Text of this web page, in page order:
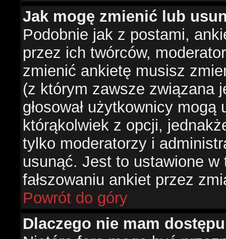
Jak mogę zmienić lub
Podobnie jak z postami,
przez ich twórców,
zmienić ankietę musisz
(z którym zawsze związana
głosował użytkownicy
którąkolwiek z opcji,
tylko moderatorzy i
usunąć. Jest to ustawione
fałszowaniu ankiet przez
Powrót do góry
Dlaczego nie mam